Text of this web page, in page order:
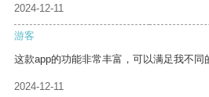
2024-12-11
游客
这款app的功能非常丰富，可以满足我不同
2024-12-11